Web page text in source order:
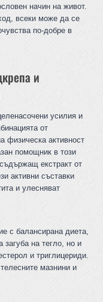
начин на живот.
всеки може да се
по-добре в
и
усилия и
от
физическа активност
помощник в този
екстракт от
активни съставки
и улесняват
с балансирана диета,
на тегло, но и
и триглицериди.
мазнини и